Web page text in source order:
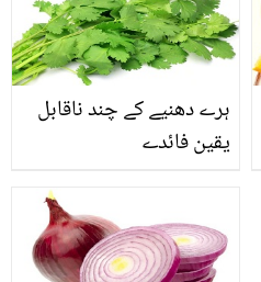
ہرے دھنیے کے چند ناقابل
یقین فائدے